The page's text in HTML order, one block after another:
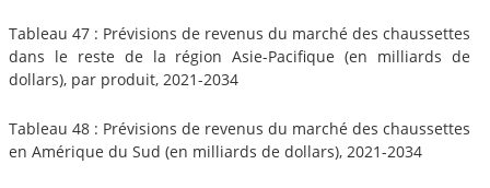
Tableau 47 : Prévisions de revenus du marché des chaussettes
dans le reste de la région Asie-Pacifique (en milliards de
dollars), par produit, 2021-2034
Tableau 48 : Prévisions de revenus du marché des chaussettes
en Amérique du Sud (en milliards de dollars), 2021-2034